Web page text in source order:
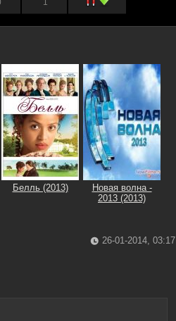
1
Белль (2013)
Новая волна -
2013 (2013)
26-01-2014, 03:17